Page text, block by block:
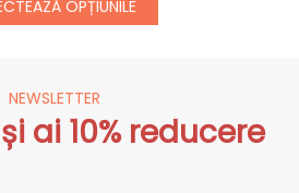
OPȚIUNILE
NEWSLETTER
ai 10% reducere